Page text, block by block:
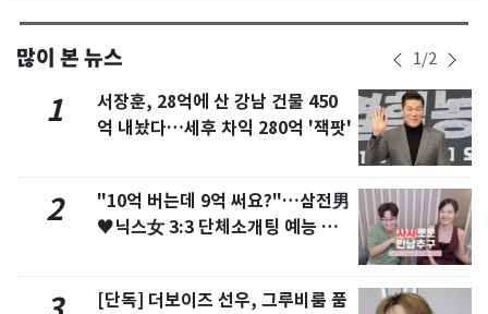
많이 본 뉴스 1/2
1
서장훈, 28억에 산 강남 건물 450
억 내놨다…세후 차익 280억 '잭팟'
2
"10억 버는데 9억 써요?"…삼전男
♥닉스女 3:3 단체소개팅 예능 화
[단독] 더보이즈 선우, 그루비룸 품